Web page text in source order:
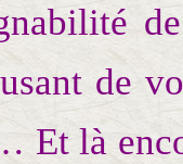
de
Et là